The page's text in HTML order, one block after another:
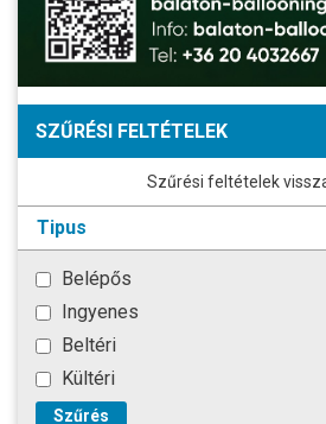
SZŰRÉSI FELTÉTELEK
Szűrési feltételek
Tipus
Belépős
Ingyenes
Beltéri
Kültéri
Szűrés